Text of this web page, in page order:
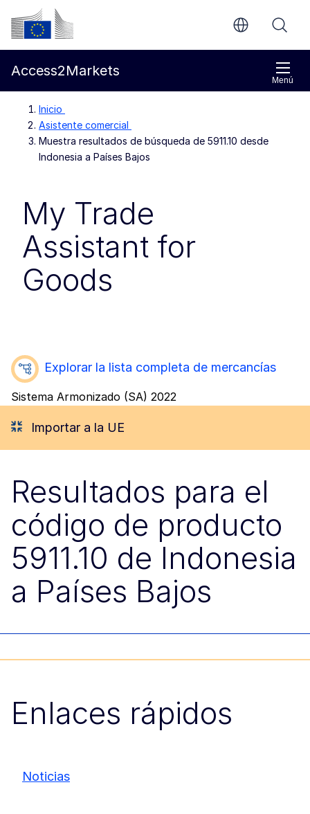
Ir al contenido principal
Comisión Europea
Menú
Access2Markets
Inicio
Asistente comercial
Muestra resultados de búsqueda de 5911.10 desde
Indonesia a Países Bajos
My Trade
Assistant for
Goods
Explorar la lista completa de mercancías
Sistema Armonizado (SA) 2022
Importar a la UE
Resultados para el
código de producto
5911.10 de Indonesia
a Países Bajos
Enlaces rápidos
Noticias